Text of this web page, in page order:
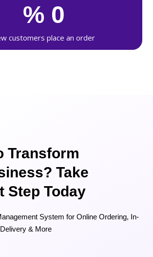
0
%
customers place an order
Transform
Take
Step Today!
System for Online Ordering, In-
& More